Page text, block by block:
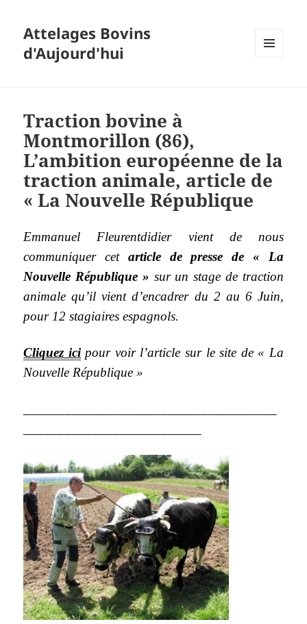
Attelages Bovins
d'Aujourd'hui
Traction bovine à
Montmorillon (86),
L’ambition européenne de la
traction animale, article de
« La Nouvelle République
Emmanuel Fleurentdidier vient de nous
communiquer cet article de presse de « La
Nouvelle République » sur un stage de traction
animale qu’il vient d’encadrer du 2 au 6 Juin,
pour 12 stagiaires espagnols.
Cliquez icipour voir l’article sur le site de « La
Nouvelle République »